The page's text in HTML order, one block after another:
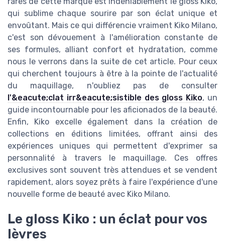
qui sublime chaque sourire par son éclat unique et
envoûtant. Mais ce qui différencie vraiment Kiko Milano,
c'est son dévouement à l'amélioration constante de
ses formules, alliant confort et hydratation, comme
nous le verrons dans la suite de cet article. Pour ceux
qui cherchent toujours à être à la pointe de l'actualité
du maquillage, n'oubliez pas de consulter
l'&eacute;clat irr&eacute;sistible des gloss Kiko, un
guide incontournable pour les aficionados de la beauté.
Enfin, Kiko excelle également dans la création de
collections en éditions limitées, offrant ainsi des
expériences uniques qui permettent d'exprimer sa
personnalité à travers le maquillage. Ces offres
exclusives sont souvent très attendues et se vendent
rapidement, alors soyez prêts à faire l'expérience d'une
nouvelle forme de beauté avec Kiko Milano.
Le gloss Kiko : un éclat pour vos
lèvres